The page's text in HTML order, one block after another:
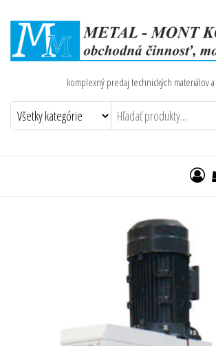
komplexný predaj technických materiálov a